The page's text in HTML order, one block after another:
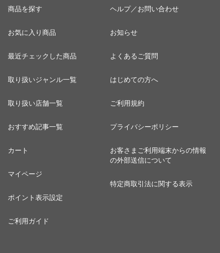
商品を探す
お気に入り商品
最近チェックした商品
取り扱いジャンル一覧
取り扱い店舗一覧
おすすめ記事一覧
カート
マイページ
ポイント表示設定
ご利用ガイド
ヘルプ／お問い合わせ
お知らせ
よくあるご質問
はじめての方へ
ご利用規約
プライバシーポリシー
お客さまご利用端末からの情報
の外部送信について
特定商取引法に関する表示